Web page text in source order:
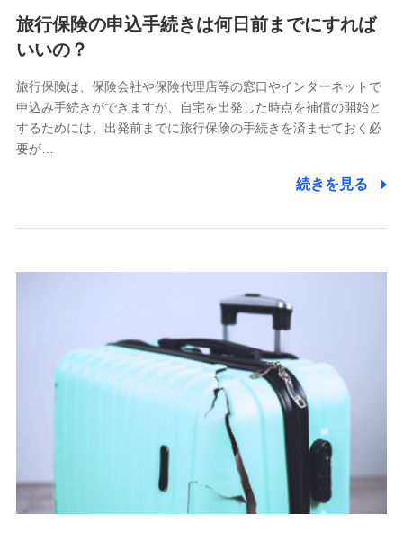
旅行保険の申込手続きは何日前までにすれば
いいの？
旅行保険は、保険会社や保険代理店等の窓口やインターネットで
申込み手続きができますが、自宅を出発した時点を補償の開始と
するためには、出発前までに旅行保険の手続きを済ませておく必
要が…
続きを見る